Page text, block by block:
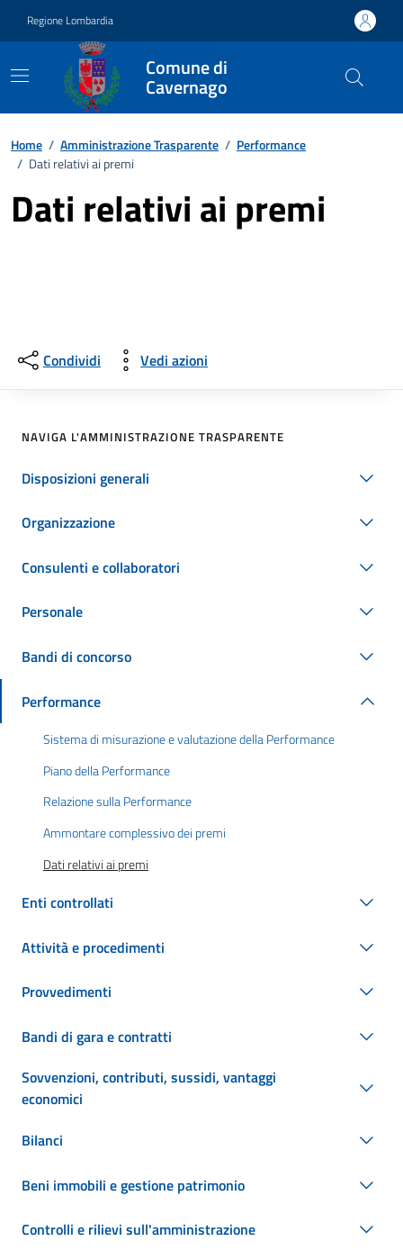
Regione Lombardia
Comune di
Cavernago
Home / Amministrazione Trasparente / Performance
/ Dati relativi ai premi
Dati relativi ai premi
Condividi Vedi azioni
NAVIGA L'AMMINISTRAZIONE TRASPARENTE
Disposizioni generali
Organizzazione
Consulenti e collaboratori
Personale
Bandi di concorso
Performance
Sistema di misurazione e valutazione della Performance
Piano della Performance
Relazione sulla Performance
Ammontare complessivo dei premi
Dati relativi ai premi
Enti controllati
Attività e procedimenti
Provvedimenti
Bandi di gara e contratti
Sovvenzioni, contributi, sussidi, vantaggi
economici
Bilanci
Beni immobili e gestione patrimonio
Controlli e rilievi sull'amministrazione